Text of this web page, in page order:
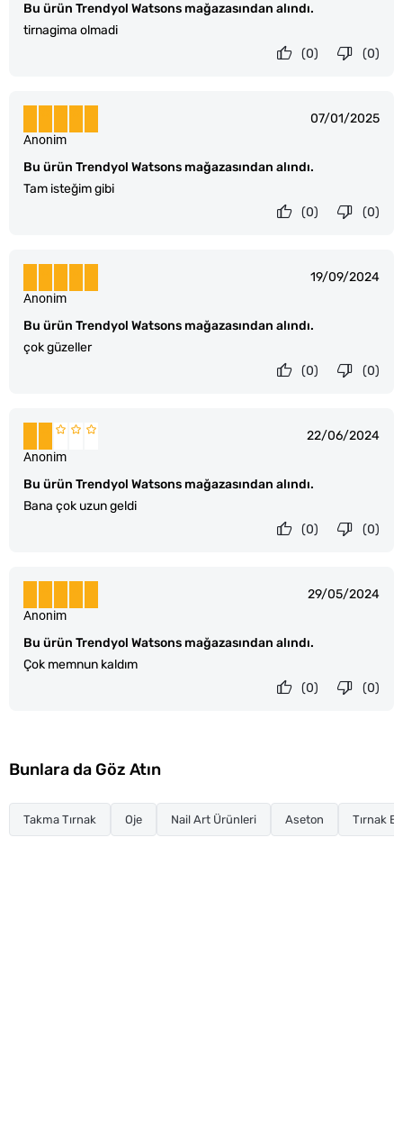
Bu ürün Trendyol Watsons mağazasından alındı.
tirnagima olmadi
(0)
(0)
07/01/2025
Bu ürün Trendyol Watsons mağazasından alındı.
Tam isteğim gibi
Anonim
(0)
(0)
19/09/2024
Bu ürün Trendyol Watsons mağazasından alındı.
çok güzeller
Anonim
(0)
(0)
22/06/2024
Bu ürün Trendyol Watsons mağazasından alındı.
Bana çok uzun geldi
Anonim
(0)
(0)
29/05/2024
Bu ürün Trendyol Watsons mağazasından alındı.
Çok memnun kaldım
Anonim
(0)
(0)
Bunlara da Göz Atın
Takma Tırnak Oje Nail Art Ürünleri Aseton Tırnak